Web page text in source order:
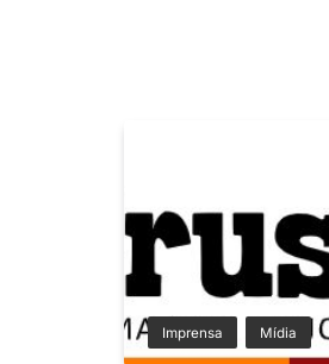
Imprensa Mídia